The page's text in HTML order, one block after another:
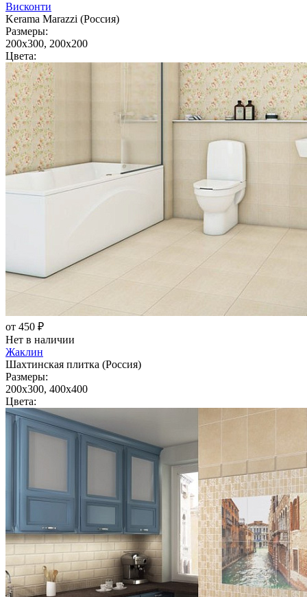
Висконти
Kerama Marazzi (Россия)
Размеры:
200x300, 200x200
Цвета:
от 450 ₽
Нет в наличии
Жаклин
Шахтинская плитка (Россия)
Размеры:
200x300, 400x400
Цвета: